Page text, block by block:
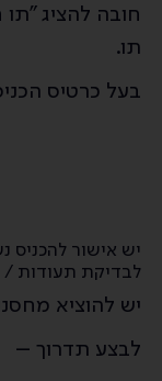
חובה להציג
תו.
בעל כרטיס
יש אישור להכניס
לבדיקת תעודות /
יש להוציא
לבצע תדרוך –